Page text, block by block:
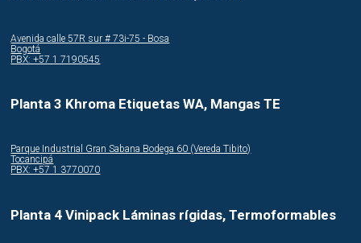
Avenida calle 57R sur # 73i-75 - Bosa
Bogotá
PBX: +57 1 7190545
Planta 3 Khroma Etiquetas WA, Mangas TE
Parque Industrial Gran Sabana Bodega 60 (Vereda Tibito)
Tocancipá
PBX: +57 1 3770070
Planta 4 Vinipack Láminas rígidas, Termoformables